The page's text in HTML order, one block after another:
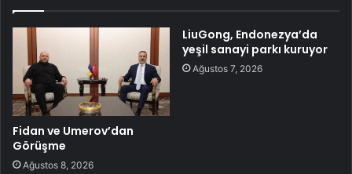
Fidan ve Umerov’dan
Görüşme
Ağustos 8, 2026
LiuGong, Endonezya’da
yeşil sanayi parkı kuruyor
Ağustos 7, 2026